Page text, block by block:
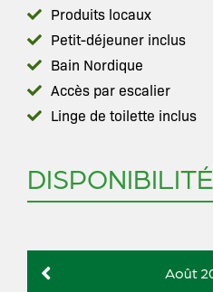
Produits locaux
Petit-déjeuner inclus
Bain Nordique
Accès par escalier
Linge de toilette inclus
Août